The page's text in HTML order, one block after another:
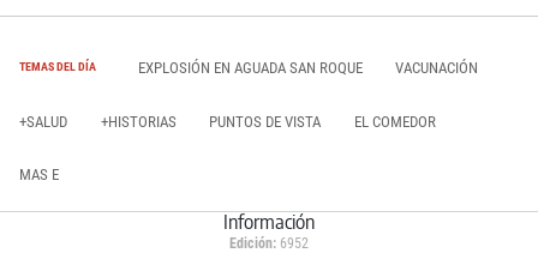
TEMAS DEL DÍA EXPLOSIÓN EN AGUADA SAN ROQUE VACUNACIÓN
+SALUD +HISTORIAS PUNTOS DE VISTA EL COMEDOR
MAS E
Información
Edición: 6952